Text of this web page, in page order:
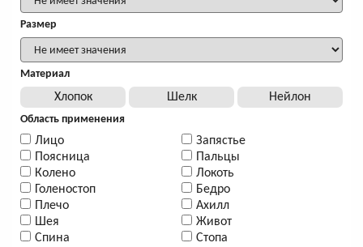
Размер
Материал
Хлопок Шелк Нейлон
Область применения
Лицо
Поясница
Колено
Голеностоп
Плечо
Шея
Спина
Запястье
Пальцы
Локоть
Бедро
Ахилл
Живот
Стопа